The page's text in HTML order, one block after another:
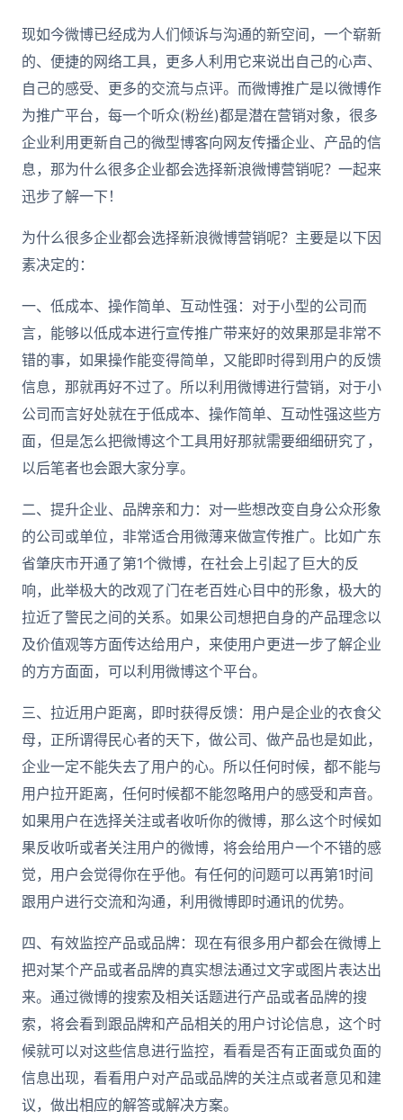
现如今微博已经成为人们倾诉与沟通的新空间，一个崭新
的、便捷的网络工具，更多人利用它来说出自己的心声、
自己的感受、更多的交流与点评。而微博推广是以微博作
为推广平台，每一个听众(粉丝)都是潜在营销对象，很多
企业利用更新自己的微型博客向网友传播企业、产品的信
息，那为什么很多企业都会选择新浪微博营销呢？一起来
迅步了解一下！
为什么很多企业都会选择新浪微博营销呢？主要是以下因
素决定的：
一、低成本、操作简单、互动性强：对于小型的公司而
言，能够以低成本进行宣传推广带来好的效果那是非常不
错的事，如果操作能变得简单，又能即时得到用户的反馈
信息，那就再好不过了。所以利用微博进行营销，对于小
公司而言好处就在于低成本、操作简单、互动性强这些方
面，但是怎么把微博这个工具用好那就需要细细研究了，
以后笔者也会跟大家分享。
二、提升企业、品牌亲和力：对一些想改变自身公众形象
的公司或单位，非常适合用微薄来做宣传推广。比如广东
省肇庆市开通了第1个微博，在社会上引起了巨大的反
响，此举极大的改观了门在老百姓心目中的形象，极大的
拉近了警民之间的关系。如果公司想把自身的产品理念以
及价值观等方面传达给用户，来使用户更进一步了解企业
的方方面面，可以利用微博这个平台。
三、拉近用户距离，即时获得反馈：用户是企业的衣食父
母，正所谓得民心者的天下，做公司、做产品也是如此，
企业一定不能失去了用户的心。所以任何时候，都不能与
用户拉开距离，任何时候都不能忽略用户的感受和声音。
如果用户在选择关注或者收听你的微博，那么这个时候如
果反收听或者关注用户的微博，将会给用户一个不错的感
觉，用户会觉得你在乎他。有任何的问题可以再第1时间
跟用户进行交流和沟通，利用微博即时通讯的优势。
四、有效监控产品或品牌：现在有很多用户都会在微博上
把对某个产品或者品牌的真实想法通过文字或图片表达出
来。通过微博的搜索及相关话题进行产品或者品牌的搜
索，将会看到跟品牌和产品相关的用户讨论信息，这个时
候就可以对这些信息进行监控，看看是否有正面或负面的
信息出现，看看用户对产品或品牌的关注点或者意见和建
议，做出相应的解答或解决方案。